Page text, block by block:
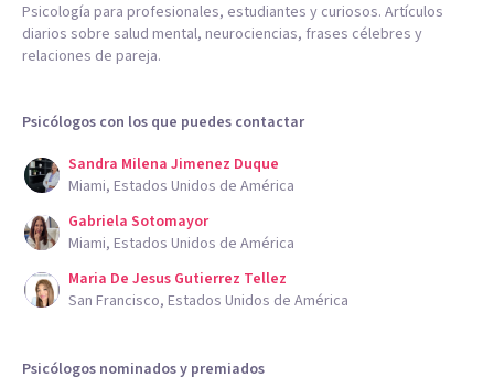
Psicología para profesionales, estudiantes y curiosos. Artículos
diarios sobre salud mental, neurociencias, frases célebres y
relaciones de pareja.
Psicólogos con los que puedes contactar
Sandra Milena Jimenez Duque
Miami, Estados Unidos de América
Gabriela Sotomayor
Miami, Estados Unidos de América
Maria De Jesus Gutierrez Tellez
San Francisco, Estados Unidos de América
Psicólogos nominados y premiados